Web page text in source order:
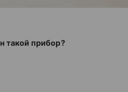
такой прибор?